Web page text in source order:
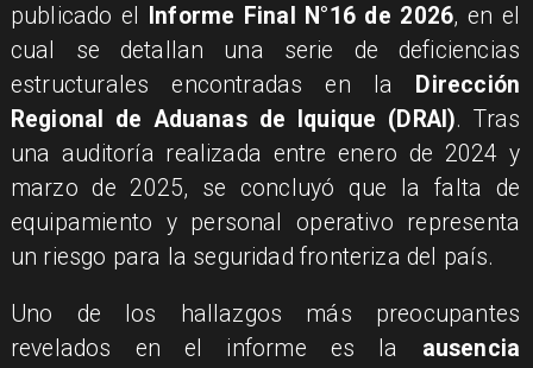
publicado el
Informe Final N°16 de 2026, en el
cual se detallan una serie de deficiencias
estructurales encontradas en la
Dirección
Regional de Aduanas de Iquique (DRAI). Tras
una auditoría realizada entre enero de 2024 y
marzo de 2025, se concluyó que la falta de
equipamiento y personal operativo representa
un riesgo para la seguridad fronteriza del país.
Uno de los hallazgos más preocupantes
revelados en el informe es la ausencia